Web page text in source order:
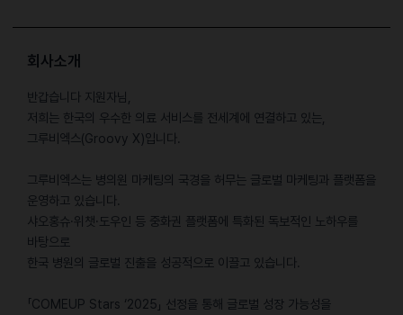
회사소개
반갑습니다 지원자님,
저희는 한국의 우수한 의료 서비스를 전세계에 연결하고 있는,
그루비엑스(Groovy X)입니다.
그루비엑스는 병의원 마케팅의 국경을 허무는 글로벌 마케팅과 플랫폼을
운영하고 있습니다.
샤오홍슈·위챗·도우인 등 중화권 플랫폼에 특화된 독보적인 노하우를
바탕으로
한국 병원의 글로벌 진출을 성공적으로 이끌고 있습니다.
「COMEUP Stars ‘2025」 선정을 통해 글로벌 성장 가능성을